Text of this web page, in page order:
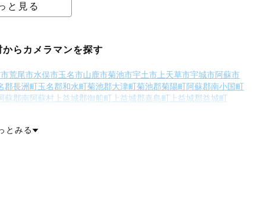
と見る
らカメラマンを探す
荒尾市水俣市玉名市山鹿市菊池市宇土市上天草市宇城市阿蘇市
郡長洲町玉名郡和水町菊池郡大津町菊池郡菊陽町阿蘇郡南小国町
蘇郡南阿蘇村 上益城郡御船町 上益城郡嘉島町 上益城郡益城町
とみる